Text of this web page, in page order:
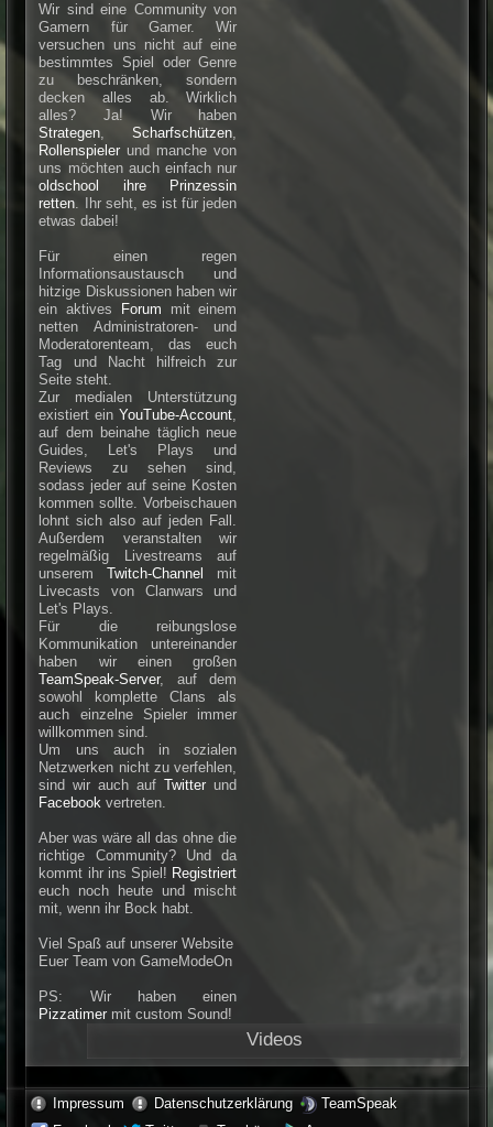
Wir sind eine Community von
Gamern für Gamer. Wir
versuchen uns nicht auf eine
bestimmtes Spiel oder Genre
zu beschränken, sondern
decken alles ab. Wirklich
alles? Ja! Wir haben
Strategen,Scharfschützen,
Rollenspieler und manche von
uns möchten auch einfach nur
oldschool ihre Prinzessin
retten. Ihr seht, es ist für jeden
etwas dabei!
Für einen regen
Informationsaustausch und
hitzige Diskussionen haben wir
ein aktives
Forum mit einem
netten Administratoren- und
Moderatorenteam, das euch
Tag und Nacht hilfreich zur
Seite steht.
Zur medialen Unterstützung
existiert einYouTube-Account,
auf dem beinahe täglich neue
Guides, Let's Plays und
Reviews zu sehen sind,
sodass jeder auf seine Kosten
kommen sollte. Vorbeischauen
lohnt sich also auf jeden Fall.
Außerdem veranstalten wir
regelmäßig Livestreams auf
unseremTwitch-Channel
mit
Livecasts von Clanwars und
Let's Plays.
Für die reibungslose
Kommunikation untereinander
haben wir einen großen
TeamSpeak-Server, auf dem
sowohl komplette Clans als
auch einzelne Spieler immer
willkommen sind.
Um uns auch in sozialen
Netzwerken nicht zu verfehlen,
sind wir auch aufTwitter und
Facebook vertreten.
Aber was wäre all das ohne die
richtige Community? Und da
kommt ihr ins Spiel! Registriert
euch noch heute und mischt
mit, wenn ihr Bock habt.
Viel Spaß auf unserer Website
Euer Team von GameModeOn
PS: Wir haben einen
Pizzatimer mit custom Sound!
Videos
Impressum Datenschutzerklärung
TeamSpeak